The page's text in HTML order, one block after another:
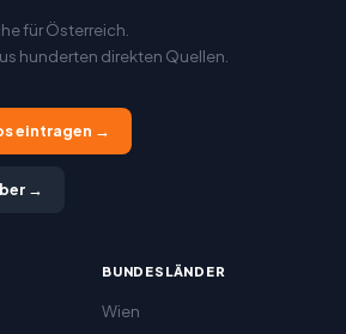
für Österreich.
hunderten direkten Quellen.
eintragen →
→
BUNDESLÄNDER
Wien